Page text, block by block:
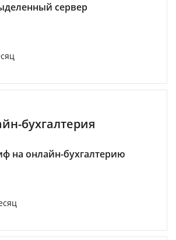
сервер
бухгалтерия
на онлайн-бухгалтерию